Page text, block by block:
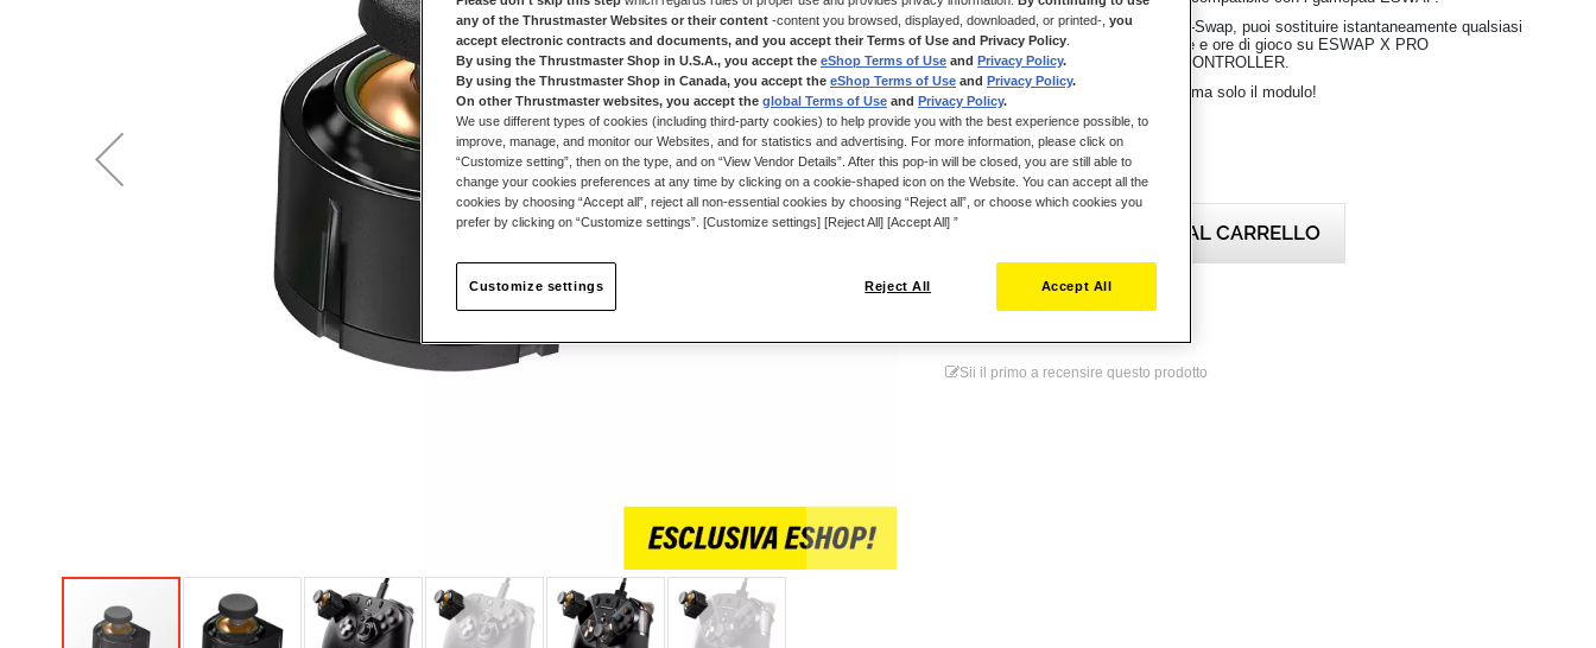
Grazie alla tecnologia modulare Hot-Swap, puoi sostituire istantaneamente qualsiasi
modulo mini-stick consumato da ore e ore di gioco su ESWAP X PRO
CONTROLLER o ESWAP S PRO CONTROLLER.
Non cambiare tutto il tuo gamepad, ma solo il modulo!
19,99 €
AGGIUNGI AL CARRELLO
Sii il primo a recensire questo prodotto
any of the Thrustmaster Websites or their content -content you browsed, displayed, downloaded, or printed-, you
accept electronic contracts and documents, and you accept their Terms of Use and Privacy Policy
By using the Thrustmaster Shop in U.S.A., you accept the eShop Terms of Use and Privacy Policy.
By using the Thrustmaster Shop in Canada, you accept the eShop Terms of Use and Privacy Policy.
On other Thrustmaster websites, you accept the global Terms of Use and Privacy Policy.
We use different types of cookies (including third-party cookies) to help provide you with the best experience possible, to
improve, manage, and monitor our Websites, and for statistics and advertising. For more information, please click on
“Customize setting”, then on the type, and on “View Vendor Details”. After this pop-in will be closed, you are still able to
change your cookies preferences at any time by clicking on a cookie-shaped icon on the Website. You can accept all the
cookies by choosing “Accept all”, reject all non-essential cookies by choosing “Reject all”, or choose which cookies you
prefer by clicking on “Customize settings”. [Customize settings] [Reject All] [Accept All] ”
Reject All Accept All
Customize settings